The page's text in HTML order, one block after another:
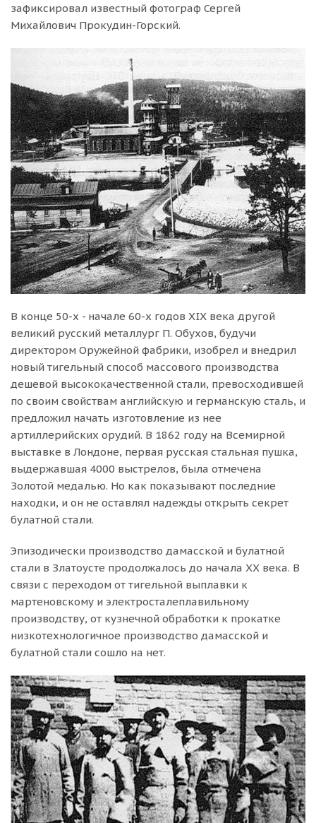
зафиксировал известный фотограф Сергей
Михайлович Прокудин-Горский.
В конце 50-х - начале 60-х годов ХIХ века другой
великий русский металлург П. Обухов, будучи
директором Оружейной фабрики, изобрел и внедрил
новый тигельный способ массового производства
дешевой высококачественной стали, превосходившей
по своим свойствам английскую и германскую сталь, и
предложил начать изготовление из нее
артиллерийских орудий. В 1862 году на Всемирной
выставке в Лондоне, первая русская стальная пушка,
выдержавшая 4000 выстрелов, была отмечена
Золотой медалью. Но как показывают последние
находки, и он не оставлял надежды открыть секрет
булатной стали.
Эпизодически производство дамасской и булатной
стали в Златоусте продолжалось до начала ХХ века. В
связи с переходом от тигельной выплавки к
мартеновскому и электросталеплавильному
производству, от кузнечной обработки к прокатке
низкотехнологичное производство дамасской и
булатной стали сошло на нет.